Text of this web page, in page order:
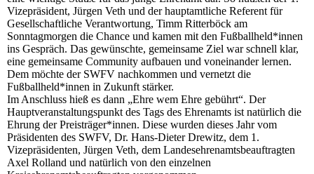
Vizepräsident, Jürgen Veth und der hauptamtliche Referent für
Gesellschaftliche Verantwortung, Timm Ritterböck am
Sonntagmorgen die Chance und kamen mit den Fußballheld*innen
ins Gespräch. Das gewünschte, gemeinsame Ziel war schnell klar,
eine gemeinsame Community aufbauen und voneinander lernen.
Dem möchte der SWFV nachkommen und vernetzt die
Fußballheld*innen in Zukunft stärker.
Im Anschluss hieß es dann „Ehre wem Ehre gebührt“. Der
Hauptveranstaltungspunkt des Tags des Ehrenamts ist natürlich die
Ehrung der Preisträger*innen. Diese wurden dieses Jahr vom
Präsidenten des SWFV, Dr. Hans-Dieter Drewitz, dem 1.
Vizepräsidenten, Jürgen Veth, dem Landesehrenamtsbeauftragten
Axel Rolland und natürlich von den einzelnen